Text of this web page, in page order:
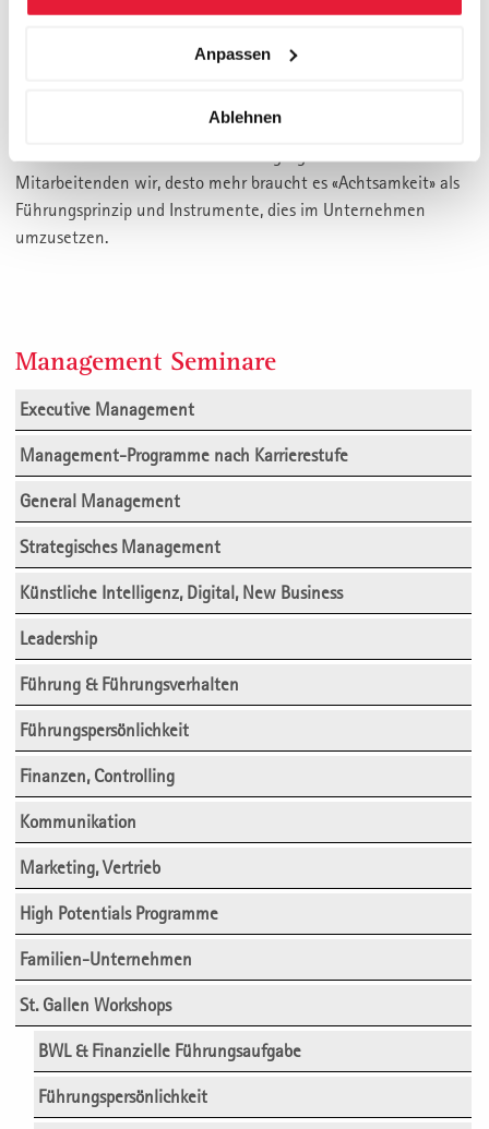
Anpassen
Ablehnen
muss Führung dies berücksichtigen. Je digitaler die
Mitarbeitenden wir, desto mehr braucht es «Achtsamkeit» als
Führungsprinzip und Instrumente, dies im Unternehmen
umzusetzen.
Management Seminare
Executive Management
Management-Programme nach Karrierestufe
General Management
Strategisches Management
Künstliche Intelligenz, Digital, New Business
Leadership
Führung & Führungsverhalten
Führungspersönlichkeit
Finanzen, Controlling
Kommunikation
Marketing, Vertrieb
High Potentials Programme
Familien-Unternehmen
St. Gallen Workshops
BWL & Finanzielle Führungsaufgabe
Führungspersönlichkeit